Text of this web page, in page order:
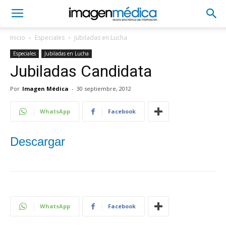
Inicio Especiales Jubiladas en Lucha
Especiales Jubiladas en Lucha
Jubiladas Candidata
Por Imagen Médica - 30 septiembre, 2012
WhatsApp Facebook
Descargar
WhatsApp Facebook